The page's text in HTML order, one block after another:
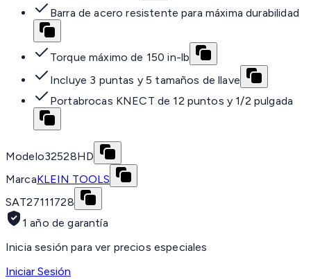
Barra de acero resistente para máxima durabilidad
Torque máximo de 150 in-lb
Incluye 3 puntas y 5 tamaños de llave
Portabrocas KNECT de 12 puntos y 1/2 pulgada
Modelo32528HD
MarcaKLEIN TOOLS
SAT27111728
1 año de garantía
Inicia sesión para ver precios especiales
Iniciar Sesión